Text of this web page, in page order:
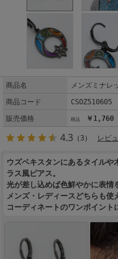
商品名
メンズミナレ
商品コード
CSOZ510605
販売価格
￥1,760
4.3 （3） レビ
ウズベキスタンにあるタイル
ラス風ピアス。
光が差し込めば色鮮やかに表情
メンズ・レディースどちらも使
コーディネートのワンポイント